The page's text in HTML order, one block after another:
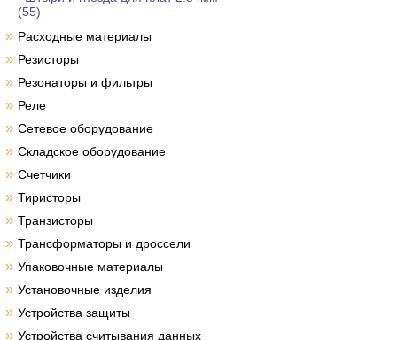
(55)
» Расходные материалы
» Резисторы
» Резонаторы и фильтры
» Реле
» Сетевое оборудование
» Складское оборудование
» Счетчики
» Тиристоры
» Транзисторы
» Трансформаторы и дроссели
» Упаковочные материалы
» Установочные изделия
» Устройства защиты
» Устройства считывания данных